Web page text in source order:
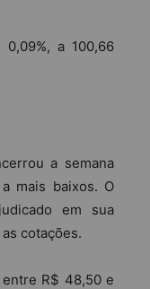
a 100,66
a semana
mais baixos. O
em sua
cotações.
R$ 48,50 e